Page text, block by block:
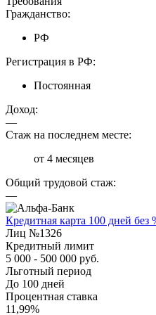
Гражданство:
РФ
Регистрация в РФ:
Постоянная
Доход:
—
Стаж на последнем месте:
от 4 месяцев
Общий трудовой стаж:
—
Кредитная карта 100 дней без
Лиц №1326
Кредитный лимит
5 000 - 500 000 руб.
Льготный период
До 100 дней
Процентная ставка
11,99%